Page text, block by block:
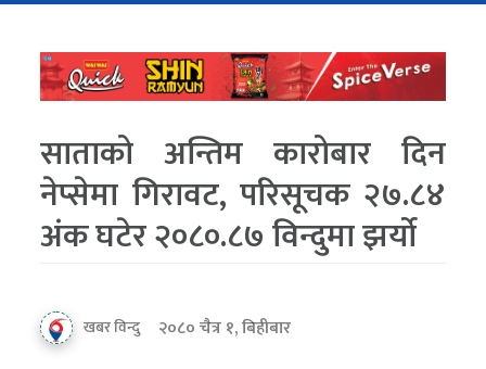
साताको अन्तिम कारोबार दिन
नेप्सेमा गिरावट, परिसूचक २७.८४
अंक घटेर २०८०.८७ विन्दुमा झर्याे
खबर विन्दु २०८० चैत्र १, बिहीबार